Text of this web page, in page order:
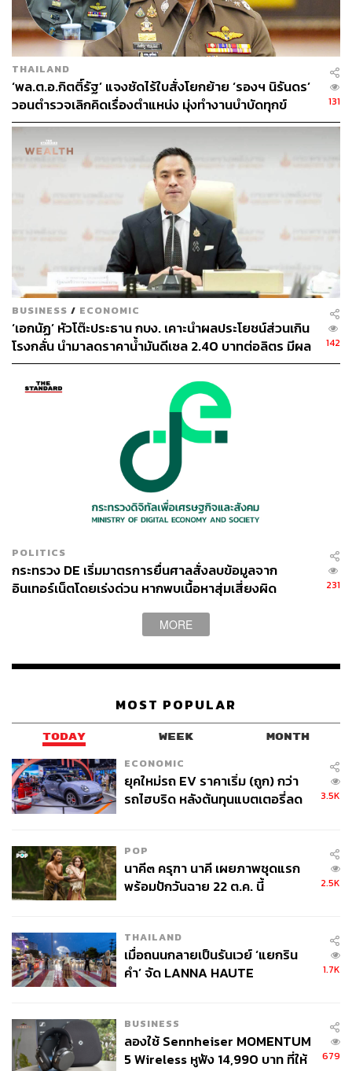
THAILAND
‘พล.ต.อ.กิตติ์รัฐ’ แจงชัดไร้ใบสั่งโยกย้าย ‘รองฯ นิรันดร’
วอนตำรวจเลิกคิดเรื่องตำแหน่ง มุ่งทำงานบำบัดทุกข์
บำรุงสุข
131
BUSINESS / ECONOMIC
‘เอกนัฏ’ หัวโต๊ะประธาน กบง. เคาะนำผลประโยชน์ส่วนเกิน
โรงกลั่น นำมาลดราคาน้ำมันดีเซล 2.40 บาทต่อลิตร มีผล
24 ก.ค.-15 ส.ค.นี้
142
POLITICS
กระทรวง DE เริ่มมาตรการยื่นศาลสั่งลบข้อมูลจาก
อินเทอร์เน็ตโดยเร่งด่วน หากพบเนื้อหาสุ่มเสี่ยงผิด
231
MORE
MOST POPULAR
TODAY WEEK MONTH
ECONOMIC
ยุคใหม่รถ EV ราคาเริ่ม (ถูก) กว่า
รถไฮบริด หลังต้นทุนแบตเตอรี่ลด
3.5K
POP
นาคี๓ ครุฑา นาคี เผยภาพชุดแรก
พร้อมปักวันฉาย 22 ต.ค. นี้
2.5K
THAILAND
เมื่อถนนกลายเป็นรันเวย์ ‘แยกริน
คำ’ จัด LANNA HAUTE
1.7K
BUSINESS
ลองใช้ Sennheiser MOMENTUM
5 Wireless หูฟัง 14,990 บาท ที่ให้
679